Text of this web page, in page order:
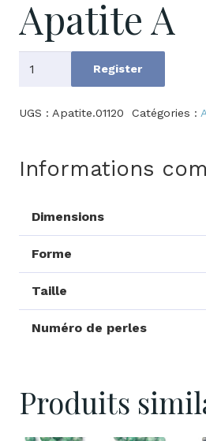
Apatite A
Register
UGS : Apatite.01120 Catégories :
Informations
Dimensions
Forme
Taille
Numéro de perles
Produits